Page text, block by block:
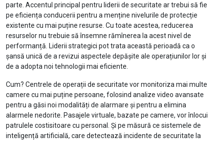
parte. Accentul principal pentru liderii de securitate ar trebui să fie
pe eficiența conducerii pentru a menține nivelurile de protecție
existente cu mai puține resurse. Cu toate acestea, reducerea
resurselor nu trebuie să însemne rămînerea la acest nivel de
performanță. Liderii strategici pot trata această perioadă ca o
șansă unică de a revizui aspectele depășite ale operațiunilor lor și
de a adopta noi tehnologii mai eficiente.
Cum? Centrele de operații de securitate vor monitoriza mai multe
camere cu mai puține persoane, folosind analize video avansate
pentru a găsi noi modalități de alarmare și pentru a elimina
alarmele nedorite. Pasajele virtuale, bazate pe camere, vor înlocui
patrulele costisitoare cu personal. Și pe măsură ce sistemele de
inteligență artificială, care detectează incidente de securitate la